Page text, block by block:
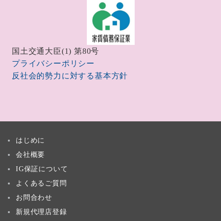
国土交通大臣(1) 第80号
プライバシーポリシー
反社会的勢力に対する基本方針
はじめに
会社概要
IG保証について
よくあるご質問
お問合わせ
新規代理店登録